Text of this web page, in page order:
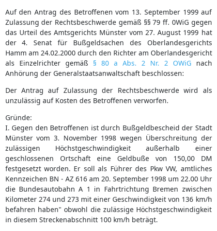
Auf den Antrag des Betroffenen vom 13. September 1999 auf
Zulassung der Rechtsbeschwerde gemäß §§ 79 ff. 0WiG gegen
das Urteil des Amtsgerichts Münster vom 27. August 1999 hat
der 4. Senat für Bußgeldsachen des Oberlandesgerichts
Hamm am 24.02.2000 durch den Richter am Oberlandesgericht
als Einzelrichter gemäß § 80 a Abs. 2 Nr. 2 OWiGnach
Anhörung der Generalstaatsanwaltschaft beschlossen:
Der Antrag auf Zulassung der Rechtsbeschwerde wird als
unzulässig auf Kosten des Betroffenen verworfen.
Gründe:
I. Gegen den Betroffenen ist durch Bußgeldbescheid der Stadt
Münster vom 3. November 1998 wegen Überschreitung der
zulässigen Höchstgeschwindigkeit außerhalb einer
geschlossenen Ortschaft eine Geldbuße von 150,00 DM
festgesetzt worden. Er soll als Führer des Pkw VW, amtliches
Kennzeichen BN - AZ 616 am 20. September 1998 um 22.00 Uhr
die Bundesautobahn A 1 in Fahrtrichtung Bremen zwischen
Kilometer 274 und 273 mit einer Geschwindigkeit von 136 km/h
befahren haben" obwohl die zulässige Höchstgeschwindigkeit
in diesem Streckenabschnitt 100 km/h beträgt.